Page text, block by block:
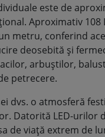
este de
Aproximativ 108
metru, conferind
deosebită și
arbuștilor,
petrecere.
dvs. o atmosferă
Datorită LED-urilor
de viață extrem de